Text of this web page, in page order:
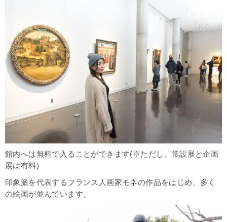
館内へは無料で入ることができます(※ただし、常設展と企画
展は有料)
印象派を代表するフランス人画家モネの作品をはじめ、多く
の絵画が並んでいます。